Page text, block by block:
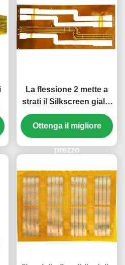
La flessione 2 mette a
strati il Silkscreen giallo
del film 0.5mm della
copertura del bordo
flessibile del PWB
Ottenga il migliore
prezzo